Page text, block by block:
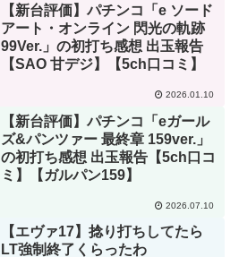
【新台評価】パチンコ「e ソード
アート・オンライン 閃光の軌跡
99Ver.」の初打ち感想 出玉報告
【SAO 甘デジ】【5ch口コミ】
2026.01.10
【新台評価】パチンコ「eガール
ズ&パンツァー 最終章 159ver.」
の初打ち感想 出玉報告【5ch口コ
ミ】【ガルパン159】
2026.07.10
【エヴァ17】捻り打ちしてたら
LT強制終了くらったわ